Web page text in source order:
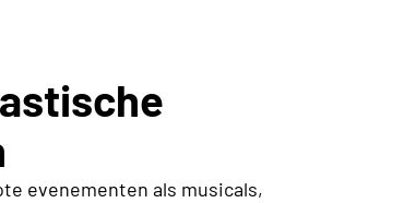
evenementen als musicals,